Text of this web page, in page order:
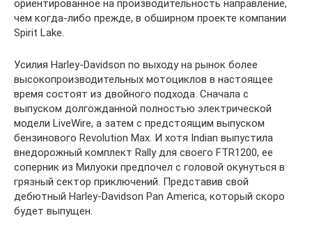
ориентированное на производительность направление,
чем когда-либо прежде, в обширном проекте компании
Spirit Lake.
Усилия Harley-Davidson по выходу на рынок более
высокопроизводительных мотоциклов в настоящее
время состоят из двойного подхода. Сначала с
выпуском долгожданной полностью электрической
модели LiveWire, а затем с предстоящим выпуском
бензинового Revolution Max. И хотя Indian выпустила
внедорожный комплект Rally для своего FTR1200, ее
соперник из Милуоки предпочел с головой окунуться в
грязный сектор приключений. Представив свой
дебютный Harley-Davidson Pan America, который скоро
будет выпущен.